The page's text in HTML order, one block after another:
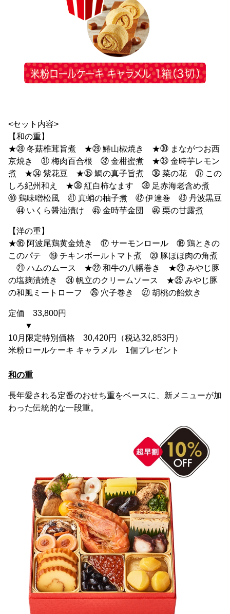
<セット内容>
【和の重】
★㉘ 冬菇椎茸旨煮 ★㉙ 鰆山椒焼き ★㉚ まながつお西
京焼き ㉛ 梅肉百合根 ㉜ 金柑蜜煮 ★㉝ 金時芋レモン
煮 ★㉞ 紫花豆 ★㉟ 鯛の真子旨煮 ㊱ 菜の花 ㊲ この
しろ紀州和え ★㊳ 紅白柿なます ㊴ 足赤海老含め煮
㊵ 鶏味噌松風 ㊶ 真蛸の柚子煮 ㊷ 伊達巻 ㊸ 丹波黒豆
㊹ いくら醤油漬け ㊺ 金時芋金団 ㊻ 栗の甘露煮
【洋の重】
★⑯ 阿波尾鶏黄金焼き ⑰ サーモンロール ⑱ 鶏ときの
このパテ ⑲ チキンボールトマト煮 ⑳ 豚ほほ肉の角煮
㉑ ハムのムース ★㉒ 和牛の八幡巻き ★㉓ みやじ豚
の塩麹漬焼き ㉔ 帆立のクリームソース ★㉕ みやじ豚
の和風ミートローフ ㉖ 穴子巻き ㉗ 胡桃の飴炊き
定価 33,800円
▼
10月限定特別価格 30,420円（税込32,853円）
米粉ロールケーキ キャラメル 1個プレゼント
和の重
長年愛される定番のおせち重をベースに、新メニューが加
わった伝統的な一段重。